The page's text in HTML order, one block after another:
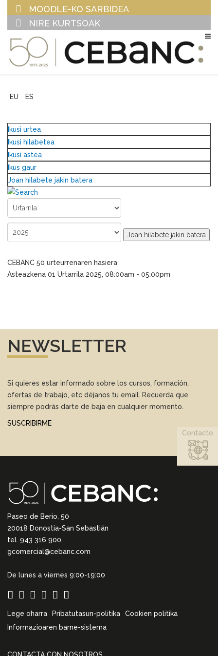
MOODLE-KO SARBIDEA
NIRE KURTSOAK
EU ES
Ikusi urtea
Ikusi hilabetea
Ikusi astea
Ikus gaur
Joan hilabete jakin batera
Joan hilabete jakin batera
CEBANC 50 urteurrenaren hasiera
Asteazkena 01 Urtarrila 2025, 08:00am - 05:00pm
NEWSLETTER
Si quieres estar informado sobre los cursos, formación,
ofertas de trabajo, etc déjanos tu email. Recuerda que
siempre podrás darte de baja en cualquier momento.
SUSCRIBIRME
Paseo de Berio, 50
20018 Donostia-San Sebastián
tel. 943 316 900
gcomercial@cebanc.com
De lunes a viernes 9:00-19:00
Lege oharra Pribatutasun-politika
Cookien politika
Informazioaren barne-sistema
Contacto